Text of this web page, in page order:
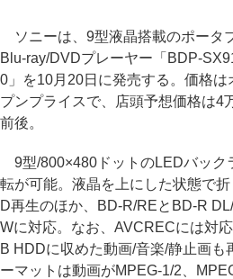
ソニーは、9型液晶搭載のポータ
Blu-ray/DVDプレーヤー「BDP-
0」を10月20日に発売する。価格は
プンプライスで、店頭予想価格は4
前後。
9型/800×480ドットのLEDバック
転が可能。液晶を上にした状態で
D再生のほか、BD-R/REとBD-R
Wに対応。なお、AVCRECには対
B HDDに収めた動画/音楽/静止画も
ーマットは動画がMPEG-1/2、